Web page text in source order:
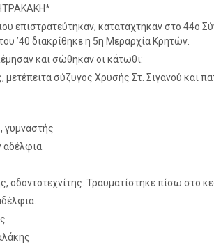
επιστρατεύτηκαν, κατατάχτηκαν στο 44ο
’40 διακρίθηκε η 5η Μεραρχία Κρητών.
και σώθηκαν οι κάτωθι:
σύζυγος Χρυσής Στ. Σιγανού και
γυμναστής
αδέλφια.
οδοντοτεχνίτης. Τραυματίστηκε πίσω στο